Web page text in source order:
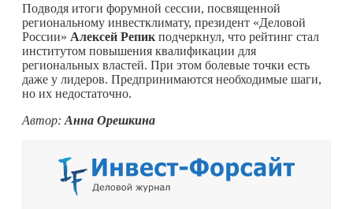
Подводя итоги форумной сессии, посвященной
региональному инвестклимату, президент «Деловой
России» Алексей Репик подчеркнул, что рейтинг стал
институтом повышения квалификации для
региональных властей. При этом болевые точки есть
даже у лидеров. Предпринимаются необходимые шаги,
но их недостаточно.
Автор: Анна Орешкина